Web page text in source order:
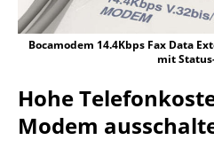
Bocamodem 14.4Kbps Fax Data
mit
Hohe
Modem